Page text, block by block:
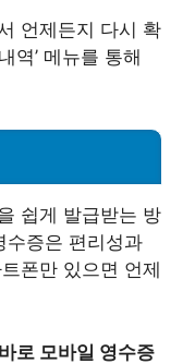
언제든지 다시 확
역’ 메뉴를 통해
쉽게 발급받는 방
수증은 편리성과
폰만 있으면 언제
로 모바일 영수증